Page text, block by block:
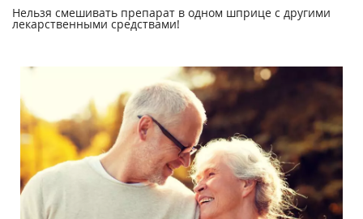
Нельзя смешивать препарат в одном шприце с другими
лекарственными средствами!